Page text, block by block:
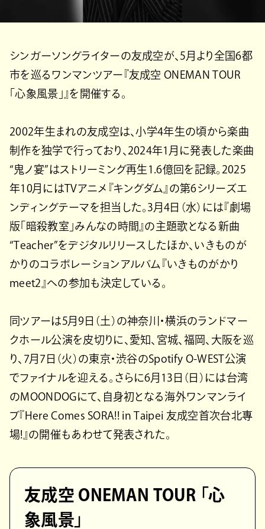
シンガーソングライターの友成空が、5月より全国6都
市を巡るワンマンツアー『友成空 ONEMAN TOUR
「心象風景」』を開催する。
2002年生まれの友成空は、小学4年生の頃から楽曲
制作を独学で行っており、2024年1月に発表した楽曲
“鬼ノ宴”はストリーミング再生1.6億回を記録。2025
年10月にはTVアニメ『キングダム』の第6シリーズエ
ンディングテーマを担当した。3月4日（水）には『劇場
版「暗殺教室」みんなの時間』の主題歌となる新曲
“Teacher”をデジタルリリースしたほか、いきものが
かりのコラボレーションアルバム『いきものがかり
meet2』への参加も決定している。
同ツアーは5月9日（土）の神奈川・横浜のランドマー
クホール公演を皮切りに、愛知、宮城、福岡、大阪を巡
り、7月7日（火）の東京・渋谷のSpotify O-WEST公演
でファイナルを迎える。さらに6月13日（日）には台湾
のMOONDOGにて、自身初となる海外ワンマンライ
ブ『Here Comes SORA!! in Taipei 友成空首次台北專
場!』の開催もあわせて発表された。
友成空 ONEMAN TOUR 「心
象風景」